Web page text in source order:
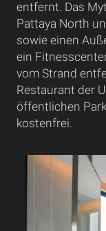
entfernt. Das
Pattaya North
sowie einen
ein
vom Strand
Restaurant der
öffentlichen
kostenfrei.